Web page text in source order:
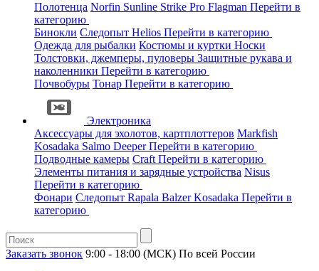
Полотенца Norfin Sunline Strike Pro Flagman Перейти в
категорию
Бинокли Следопыт Helios Перейти в категорию
Одежда для рыбалки Костюмы и куртки Носки
Толстовки, джемперы, пуловеры Защитные рукава и
наколенники Перейти в категорию
Почвобуры Тонар Перейти в категорию
Электроника
Аксессуары для эхолотов, картплоттеров Markfish
Kosadaka Salmo DeeperПерейти в категорию
Подводные камеры Craft Перейти в категорию
Элементы питания и зарядные устройства Nisus
Перейти в категорию
Фонари Следопыт Rapala BalzerKosadaka Перейти в
категорию
Заказать звонок 9:00 - 18:00 (МСК) По всей России